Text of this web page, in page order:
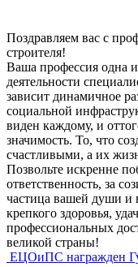
Поздравляем вас с
строителя!
Ваша профессия одна
деятельности
зависит динамичное
социальной
виден каждому, и
значимость. То, что
счастливыми, а их
Позвольте искренне
ответственность, за
частица вашей души и
крепкого здоровья,
профессиональных
великой страны!
ЕЦОиПС награжден